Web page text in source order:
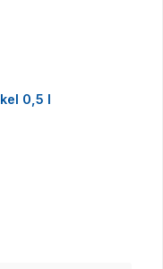
0,5 l